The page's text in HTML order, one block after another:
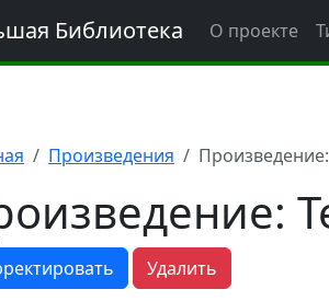
Библиотека О проекте
Произведения
Удалить